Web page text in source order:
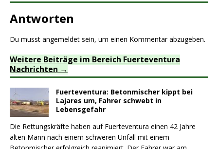
Antworten
Du musst angemeldet sein, um einen Kommentar abzugeben.
Weitere Beiträge im Bereich Fuerteventura
Nachrichten
Fuerteventura: Betonmischer kippt bei
Lajares um, Fahrer schwebt in
Lebensgefahr
Die Rettungskräfte haben auf Fuerteventura einen 42 Jahre
alten Mann nach einem schweren Unfall mit einem